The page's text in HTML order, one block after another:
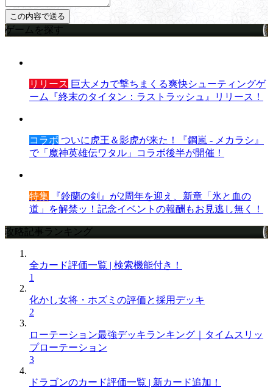
ゲームを探す
リリース 巨大メカで撃ちまくる爽快シューティングゲ
ーム『終末のタイタン：ラストラッシュ』リリース！
コラボ ついに虎王＆影虎が来た！『鋼嵐 - メカラシ』
で「魔神英雄伝ワタル」コラボ後半が開催！
特集 『鈴蘭の剣』が2周年を迎え、新章「氷と血の
道」を解禁ッ！記念イベントの報酬もお見逃し無く！
攻略記事ランキング
全カード評価一覧 | 検索機能付き！
1
化かし女将・ホズミの評価と採用デッキ
2
ローテーション最強デッキランキング｜タイムスリッ
プローテーション
3
ドラゴンのカード評価一覧 | 新カード追加！